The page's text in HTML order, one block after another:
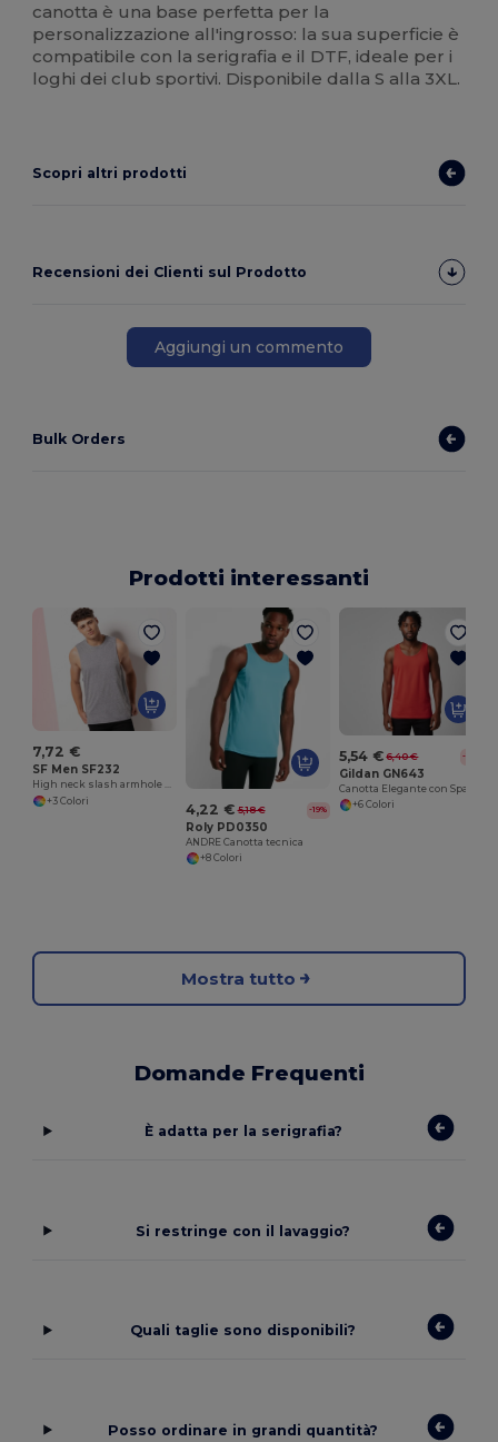
canotta è una base perfetta per la
personalizzazione all'ingrosso: la sua superficie è
compatibile con la serigrafia e il DTF, ideale per i
loghi dei club sportivi. Disponibile dalla S alla 3XL.
Scopri altri prodotti
Recensioni dei Clienti sul Prodotto
Aggiungi un commento
Bulk Orders
Prodotti interessanti
7,72 €
SF Men SF232
High neck slash armhole vest
+3 Colori
4,22 € 5,18 € -19%
Roly PD0350
ANDRE Canotta tecnica
+8 Colori
5,54 € 6,40 € -13%
Gildan GN643
+6 Colori
Mostra tutto
Domande Frequenti
È adatta per la serigrafia?
Si restringe con il lavaggio?
Quali taglie sono disponibili?
Posso ordinare in grandi quantità?